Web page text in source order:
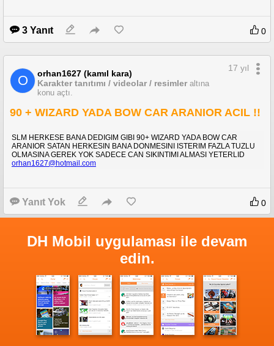
3 Yanıt 0
O
orhan1627 (kamıl kara)
Karakter tanıtımı / videolar / resimler altına
konu açtı.
17 yıl
90 + WIZARD YADA BOW CAR ARANIOR ACIL !!
SLM HERKESE BANA DEDIGIM GIBI 90+ WIZARD YADA BOW CAR
ARANIOR SATAN HERKESIN BANA DONMESINI ISTERIM FAZLA TUZLU
OLMASINA GEREK YOK SADECE CAN SIKINTIMI ALMASI YETERLID
orhan1627@hotmail.com
Yanıt Yok 0
DH Mobil uygulaması ile devam
edin.